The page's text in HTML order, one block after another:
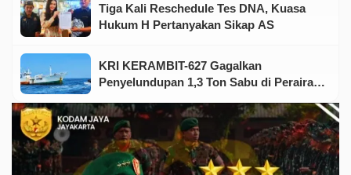
Tiga Kali Reschedule Tes DNA, Kuasa
Hukum H Pertanyakan Sikap AS
KRI KERAMBIT-627 Gagalkan
Penyelundupan 1,3 Ton Sabu di Perairan